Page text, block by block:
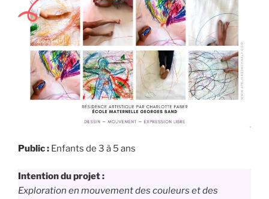
Public : Enfants de 3 à 5 ans
Intention du projet :
Exploration en mouvement des couleurs et des